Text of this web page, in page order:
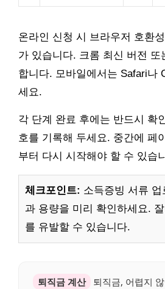
온라인 신청 시 브라우저 호환
가 있습니다. 크롬 최신 버전 또
합니다. 모바일에서는 Safari나
세요.
각 단계 완료 후에는 반드시 확
호를 기록해 두세요. 중간에 페
부터 다시 시작해야 할 수 있습
체크포인트: 소득증빙 서류
과 용량을 미리 확인하세요.
를 유발할 수 있습니다.
퇴직금 계산
퇴직금, 어렵지